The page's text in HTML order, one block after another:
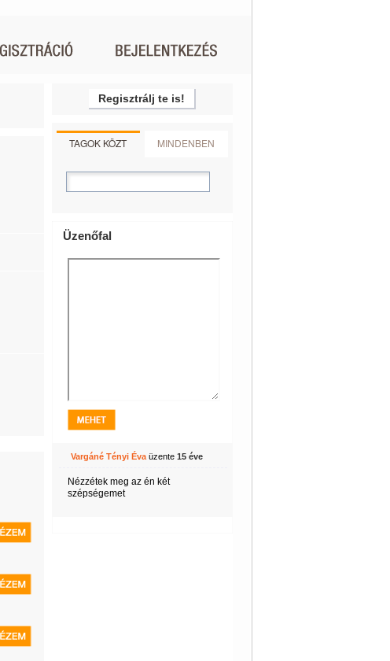
Regisztrálj te is!
TAGOK KÖZT MINDENBEN
Üzenőfal
Vargáné Tényi Évaüzente 15 éve
Nézzétek meg az én két
szépségemet